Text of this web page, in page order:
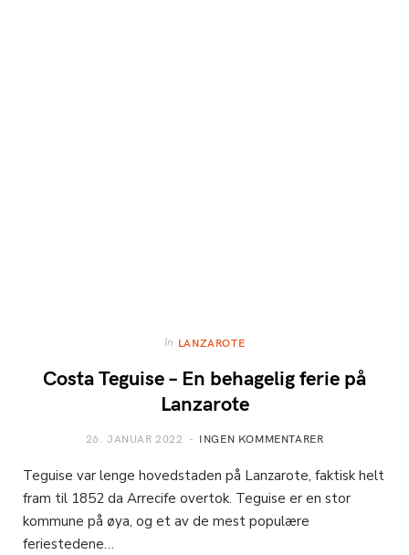
In LANZAROTE
Costa Teguise – En behagelig ferie på
Lanzarote
26. JANUAR 2022 INGEN KOMMENTARER
Teguise var lenge hovedstaden på Lanzarote, faktisk helt
fram til 1852 da Arrecife overtok. Teguise er en stor
kommune på øya, og et av de mest populære
feriestedene…